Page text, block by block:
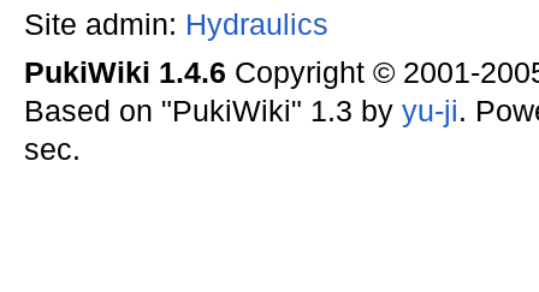
Site admin: Hydraulics
PukiWiki 1.4.6 Copyright © 2001-
Based on "PukiWiki" 1.3 by yu-ji.
sec.